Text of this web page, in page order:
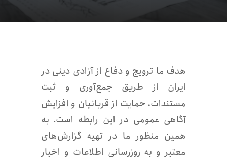
هدف ما ترویج و دفاع از آزادی دینی در
ایران از طریق جمع‌آوری و ثبت
مستندات، حمایت از قربانیان و افزایش
آگاهی عمومی در این رابطه است. به
همین منظور ما در تهیه گزارش‌های
معتبر و به روزرسانی اطلاعات و اخبار